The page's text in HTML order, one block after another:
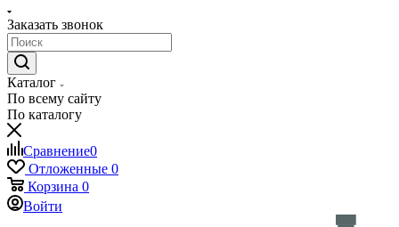
Заказать звонок
Каталог
По всему сайту
По каталогу
Сравнение0
Отложенные 0
Корзина 0
Войти